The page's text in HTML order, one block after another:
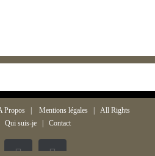
Propos | Mentions légales | All Rights
Qui suis-je | Contact